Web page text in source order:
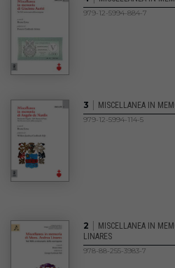
979-12-5994-884-7
3 | MISCELLANEA IN
979-12-5994-114-5
2
MISCELLANEA IN
LINARES
978-88-255-3983-7